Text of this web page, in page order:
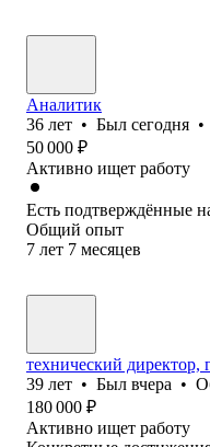
Аналитик
36 лет • Был сегодня •
50 000 ₽
Активно ищет работу
Есть подтверждённые
Общий опыт
7 лет 7 месяцев
технический
39 лет • Был вчера •
180 000 ₽
Активно ищет работу